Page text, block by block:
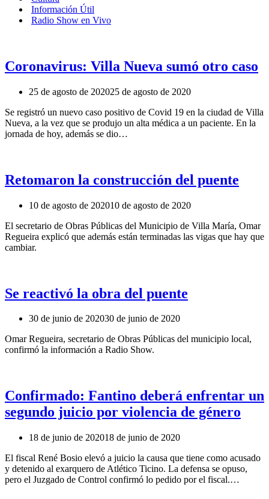
Información Útil
Radio Show en Vivo
Coronavirus: Villa Nueva sumó otro caso
25 de agosto de 202025 de agosto de 2020
Se registró un nuevo caso positivo de Covid 19 en la ciudad de Villa
Nueva, a la vez que se produjo un alta médica a un paciente. En la
jornada de hoy, además se dio…
Retomaron la construcción del puente
10 de agosto de 202010 de agosto de 2020
El secretario de Obras Públicas del Municipio de Villa María, Omar
Regueira explicó que además están terminadas las vigas que hay que
cambiar.
Se reactivó la obra del puente
30 de junio de 202030 de junio de 2020
Omar Regueira, secretario de Obras Públicas del municipio local,
confirmó la información a Radio Show.
Confirmado: Fantino deberá enfrentar un
segundo juicio por violencia de género
18 de junio de 202018 de junio de 2020
El fiscal René Bosio elevó a juicio la causa que tiene como acusado
y detenido al exarquero de Atlético Ticino. La defensa se opuso,
pero el Juzgado de Control confirmó lo pedido por el fiscal.…